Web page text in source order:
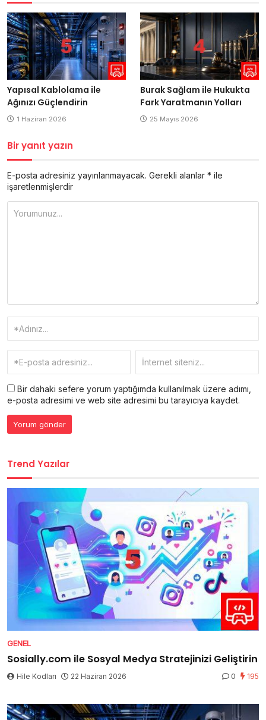
Yapısal Kablolama ile
Ağınızı Güçlendirin
1 Haziran 2026
Burak Sağlam ile Hukukta
Fark Yaratmanın Yolları
25 Mayıs 2026
Bir yanıt yazın
E-posta adresiniz yayınlanmayacak. Gerekli alanlar * ile
işaretlenmişlerdir
Bir dahaki sefere yorum yaptığımda kullanılmak üzere adımı,
e-posta adresimi ve web site adresimi bu tarayıcıya kaydet.
Trend Yazılar
GENEL
Sosially.com ile Sosyal Medya Stratejinizi Geliştirin
Hile Kodları 22 Haziran 2026 0 195